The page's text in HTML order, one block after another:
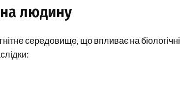
людину
середовище, що впливає на біологічні